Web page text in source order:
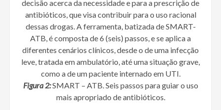
Figura 2:SMART – ATB. Seis passos para guiar o uso
mais apropriado de antibióticos.